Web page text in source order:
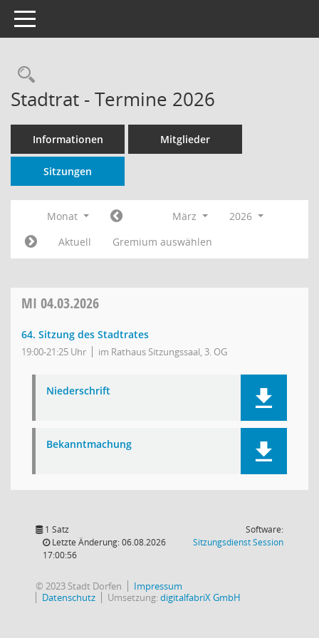
Toggle navigation
Rechercheauswahl
Stadtrat - Termine 2026
Informationen Mitglieder
Sitzungen
Monat März
2026
Aktuell
Gremium auswählen
MI 04.03.2026
64. Sitzung des Stadtrates
19:00-21:25 Uhr im Rathaus Sitzungssaal, 3. OG
Niederschrift
Bekanntmachung
1 Satz
Letzte Änderung: 06.08.2026
17:00:56
Software:
SitzungsdienstSession(Wird in
© 2023 Stadt Dorfen
Impressum
Datenschutz
Umsetzung:digitalfabriX GmbH